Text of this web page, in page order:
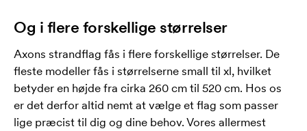
Og i flere forskellige størrelser
Axons strandflag fås i flere forskellige størrelser. De
fleste modeller fås i størrelserne small til xl, hvilket
betyder en højde fra cirka 260 cm til 520 cm. Hos os
er det derfor altid nemt at vælge et flag som passer
lige præcist til dig og dine behov. Vores allermest